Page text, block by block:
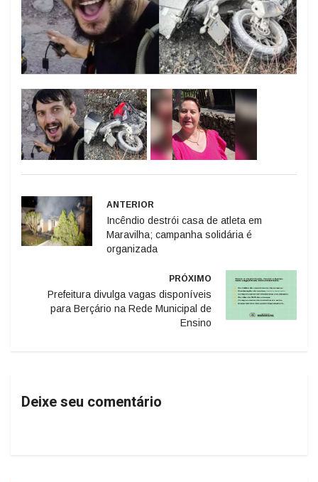
ANTERIOR
Incêndio destrói casa de atleta em
Maravilha; campanha solidária é
organizada
PRÓXIMO
Prefeitura divulga vagas disponíveis
para Berçário na Rede Municipal de
Ensino
Deixe seu comentário